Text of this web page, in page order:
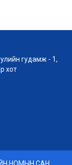
гудамж - 1,
хот